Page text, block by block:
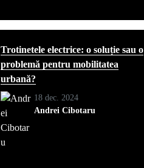
Trotinetele electrice: o soluție sau o
problemă pentru mobilitatea
urbană?
18 dec. 2024
Andrei Cibotaru